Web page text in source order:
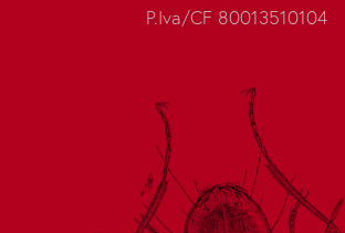
P.Iva/CF 80013510104